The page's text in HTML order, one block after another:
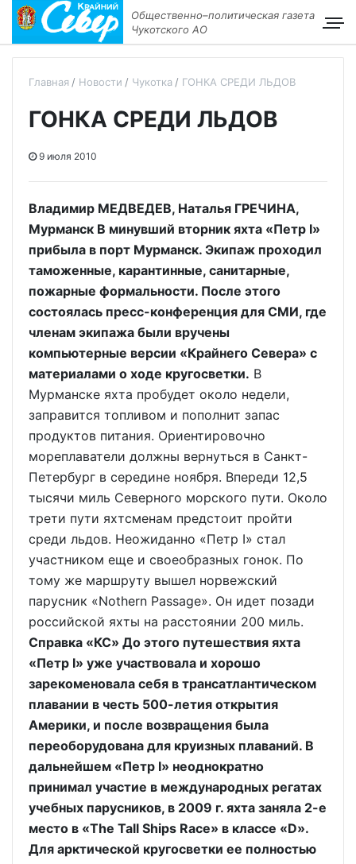
Общественно–политическая газета
Чукотского АО
Главная Новости Чукотка ГОНКА СРЕДИ ЛЬДОВ
ГОНКА СРЕДИ ЛЬДОВ
9 июля 2010
Владимир МЕДВЕДЕВ, Наталья ГРЕЧИНА,
Мурманск В минувший вторник яхта «Петр I»
прибыла в порт Мурманск. Экипаж проходил
таможенные, карантинные, санитарные,
пожарные формальности. После этого
состоялась пресс-конференция для СМИ, где
членам экипажа были вручены
компьютерные версии «Крайнего Севера» с
материалами о ходе кругосветки. В
Мурманске яхта пробудет около недели,
заправится топливом и пополнит запас
продуктов питания. Ориентировочно
мореплаватели должны вернуться в Санкт-
Петербург в середине ноября. Впереди 12,5
тысячи миль Северного морского пути. Около
трети пути яхтсменам предстоит пройти
среди льдов. Неожиданно «Петр I» стал
участником еще и своеобразных гонок. По
тому же маршруту вышел норвежский
парусник «Nothern Passage». Он идет позади
российской яхты на расстоянии 200 миль.
Cправка «КС» До этого путешествия яхта
«Петр I» уже участвовала и хорошо
зарекоменовала себя в трансатлантическом
плавании в честь 500-летия открытия
Америки, и после возвращения была
переоборудована для круизных плаваний. В
дальнейшем «Петр I» неоднократно
принимал участие в международных регатах
учебных парусников, в 2009 г. яхта заняла 2-е
место в «The Tall Ships Race» в классе «D».
Для арктической кругосветки ее полностью